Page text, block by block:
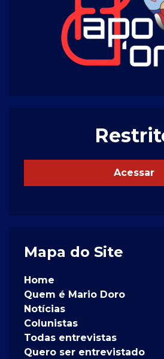
Acessar
Mapa do Site
Home
Quem é Mario Doro
Notícias
Colunistas
Todas entrevistas
Quero ser entrevistado